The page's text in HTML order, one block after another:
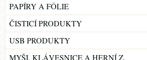
PAPÍRY A FÓLIE
ČISTICÍ PRODUKTY
USB PRODUKTY
MYŠI, KLÁVESNICE A HERNÍ Z.